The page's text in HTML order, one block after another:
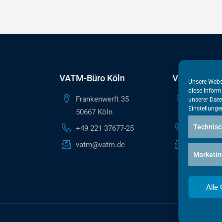
Unsere
diese
unserer
Alle
VATM-Büro Köln
Frankenwerft 35
50667 Köln
+49 221 37677-25
vatm@vatm.de
VATM-
10117
+49 30